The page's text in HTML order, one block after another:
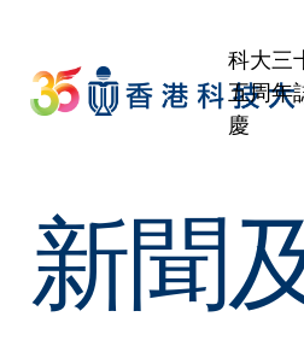
main
content
科大三
五周年
慶
新聞